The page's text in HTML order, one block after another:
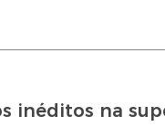
inéditos na